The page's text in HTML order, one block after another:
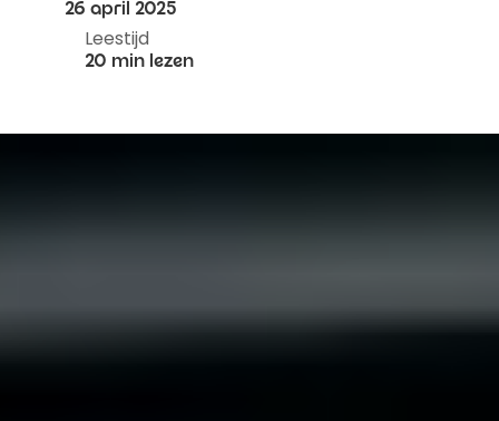
26 april 2025
Leestijd
20 min lezen